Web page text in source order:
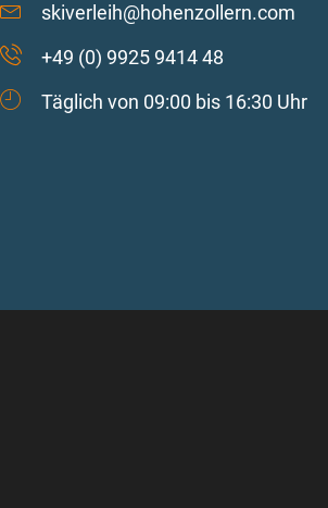
skiverleih@hohenzollern.com
+49 (0) 9925 9414 48
Täglich von 09:00 bis 16:30 Uhr